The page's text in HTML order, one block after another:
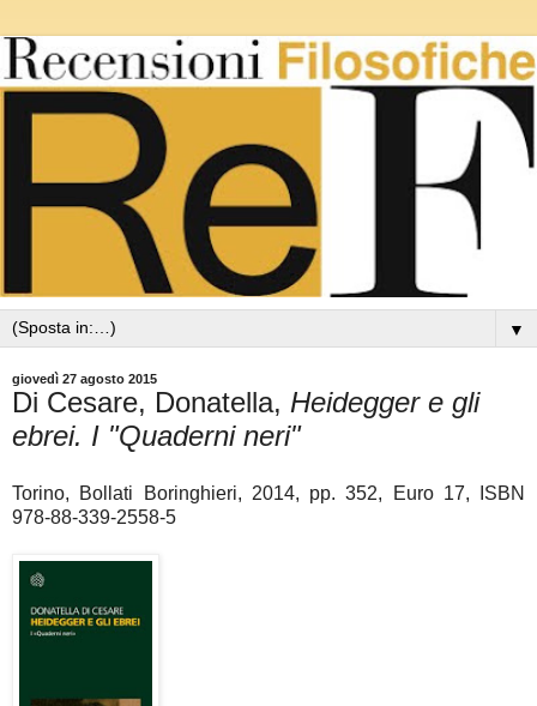
▼
giovedì 27 agosto 2015
Di Cesare, Donatella, Heidegger e gli
ebrei. I "Quaderni neri"
Torino, Bollati Boringhieri, 2014, pp. 352, Euro 17, ISBN
978-88-339-2558-5